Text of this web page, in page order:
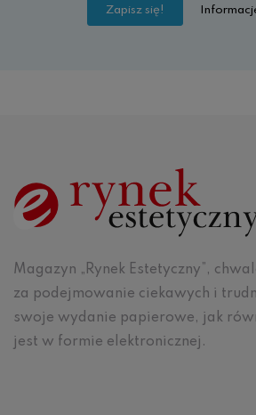
Magazyn „Rynek Estetyczny”,
za podejmowanie ciekawych i
swoje wydanie papierowe, jak
jest w formie elektronicznej.